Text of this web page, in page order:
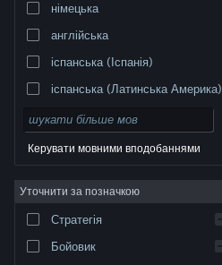
© Valve Corporation. Усі права захищено. Усі
Юридична інформація
підписника Steam
cookie
німецька
англійська
іспанська (Іспанія)
іспанська (Латинська Америка)
Керувати мовними вподобаннями
Уточнити за позначкою
Стратегія
Бойовик